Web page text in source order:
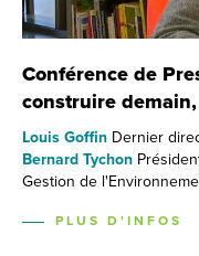
Conférence de
construire
Louis Goffin Dernier
Bernard Tychon
Gestion de
PLUS D'INFOS